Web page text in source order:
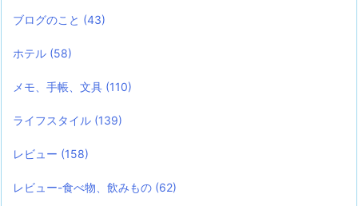
ブログのこと (43)
ホテル (58)
メモ、手帳、文具 (110)
ライフスタイル (139)
レビュー (158)
レビュー-食べ物、飲みもの (62)